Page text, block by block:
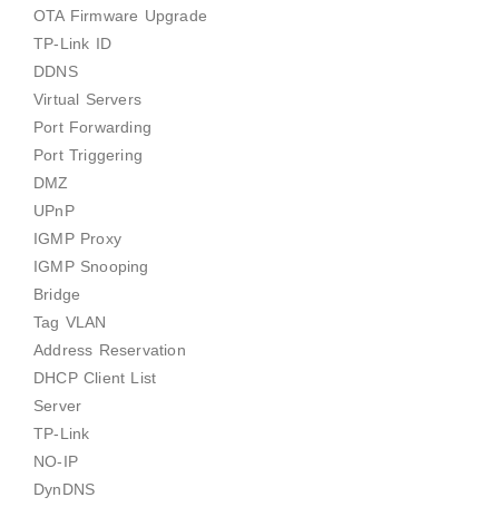
OTA Firmware Upgrade
TP-Link ID
DDNS
Virtual Servers
Port Forwarding
Port Triggering
DMZ
UPnP
IGMP Proxy
IGMP Snooping
Bridge
Tag VLAN
Address Reservation
DHCP Client List
Server
TP-Link
NO-IP
DynDNS